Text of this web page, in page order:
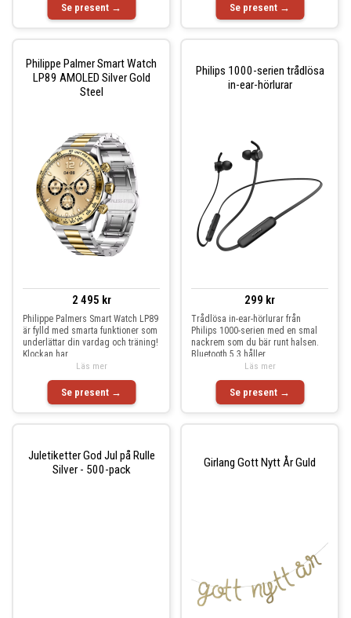
Se present → Se present →
Philippe Palmer Smart Watch
LP89 AMOLED Silver Gold
Steel
2 495 kr
Philippe Palmers Smart Watch LP89
är fylld med smarta funktioner som
underlättar din vardag och träning!
Klockan har
Se present →
Läs mer
Philips 1000-serien trådlösa
in-ear-hörlurar
299 kr
Trådlösa in-ear-hörlurar från
Philips 1000-serien med en smal
nackrem som du bär runt halsen.
Bluetooth 5.3 håller
Se present →
Läs mer
Juletiketter God Jul på Rulle
Silver - 500-pack
Girlang Gott Nytt År Guld